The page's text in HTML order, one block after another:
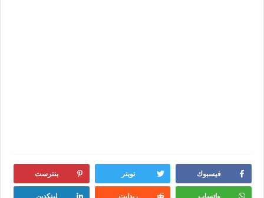
فيسبوك تويتر بنترست